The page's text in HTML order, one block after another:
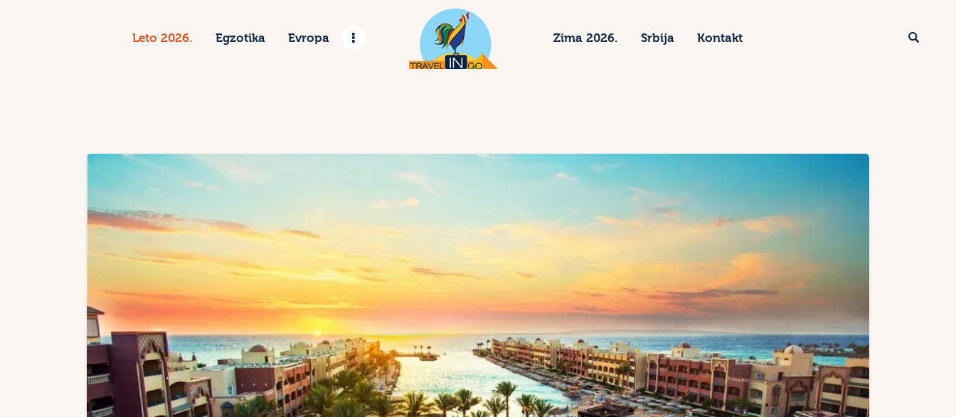
Leto 2026. Egzotika Evropa Zima 2026. Srbija Kontakt
Letovanje 2023
Egzotične destinacije
Zima 2024.
Kontakt